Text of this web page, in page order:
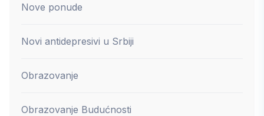
Nove ponude
Novi antidepresivi u Srbiji
Obrazovanje
Obrazovanje Budućnosti